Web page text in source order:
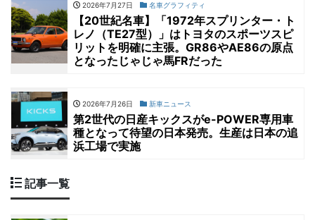
2026年7月27日 名車グラフィティ
【20世紀名車】「1972年スプリンター・ト
レノ（TE27型）」はトヨタのスポーツスピ
リットを明確に主張。GR86やAE86の原点
となったじゃじゃ馬FRだった
2026年7月26日 新車ニュース
第2世代の日産キックスがe-POWER専用車
種となって待望の日本発売。生産は日本の追
浜工場で実施
記事一覧